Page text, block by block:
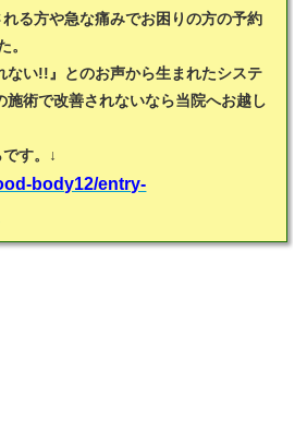
る方や急な痛みでお困りの方の予約
。
ない!!』 とのお声から生まれたシステ
施術で改善されないなら当院へお越し
す。↓
body12/entry-